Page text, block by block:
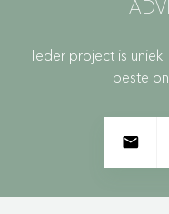
Ieder project is
beste